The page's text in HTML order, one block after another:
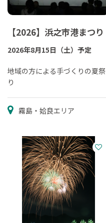
【2026】浜之市港まつり
2026年8月15日（土）予定
地域の方による手づくりの夏祭
り
霧島・姶良エリア